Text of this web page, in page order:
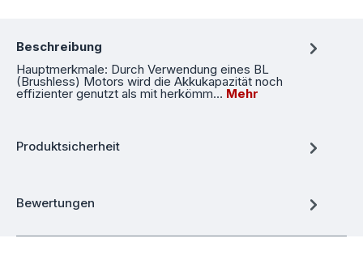
Beschreibung
Hauptmerkmale: Durch Verwendung eines BL
(Brushless) Motors wird die Akkukapazität noch
effizienter genutzt als mit herkömm… Mehr
Produktsicherheit
Bewertungen